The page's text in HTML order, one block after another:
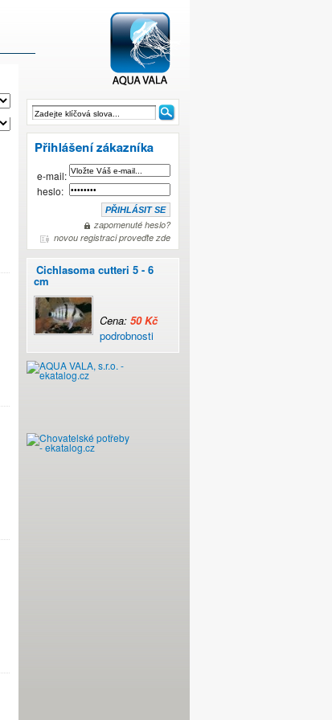
AQUAVALA.cz
e-mail:
heslo:
zapomenuté heslo?
novou registraci proveďte zde
Cichlasoma cutteri 5 - 6
cm
Cena: 50 Kč
podrobnosti